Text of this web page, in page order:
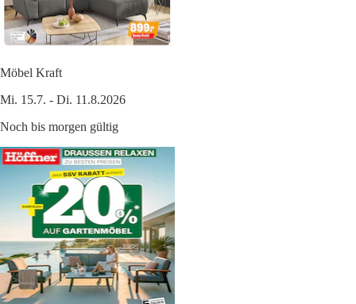
Möbel Kraft
Mi. 15.7. - Di. 11.8.2026
Noch bis morgen gültig